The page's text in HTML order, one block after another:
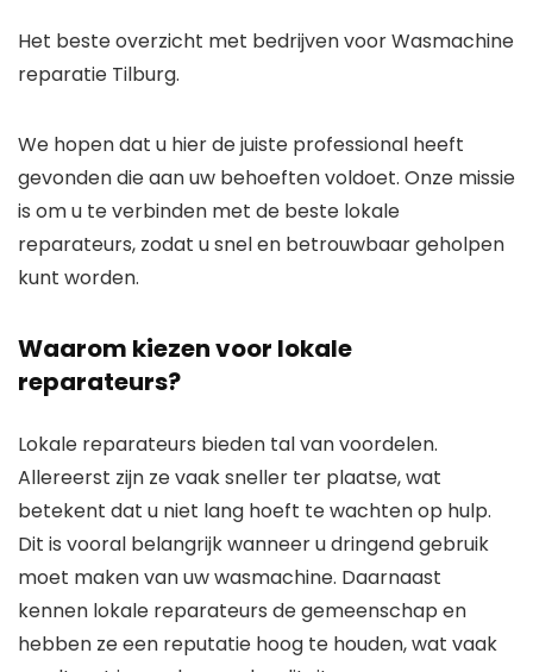
Het beste overzicht met bedrijven voor Wasmachine
reparatie Tilburg.
We hopen dat u hier de juiste professional heeft
gevonden die aan uw behoeften voldoet. Onze missie
is om u te verbinden met de beste lokale
reparateurs, zodat u snel en betrouwbaar geholpen
kunt worden.
Waarom kiezen voor lokale
reparateurs?
Lokale reparateurs bieden tal van voordelen.
Allereerst zijn ze vaak sneller ter plaatse, wat
betekent dat u niet lang hoeft te wachten op hulp.
Dit is vooral belangrijk wanneer u dringend gebruik
moet maken van uw wasmachine. Daarnaast
kennen lokale reparateurs de gemeenschap en
hebben ze een reputatie hoog te houden, wat vaak